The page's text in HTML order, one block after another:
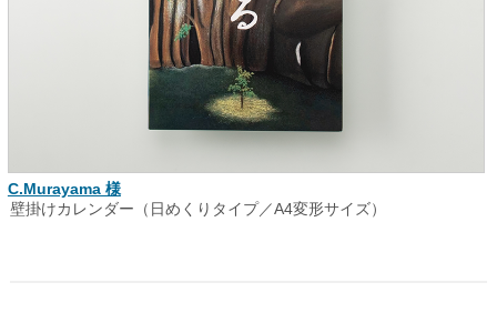
C.Murayama 様
壁掛けカレンダー（日めくりタイプ／A4変形サイズ）